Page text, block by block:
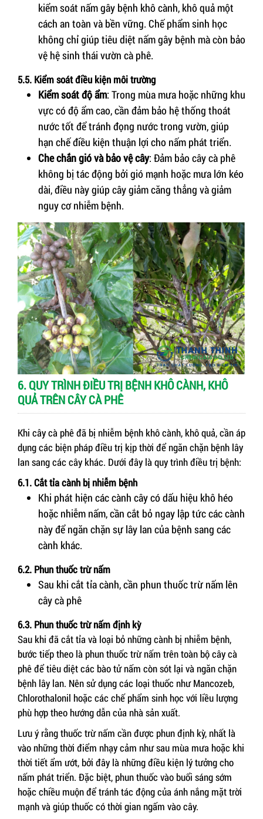
kiểm soát nấm gây bệnh khô cành, khô quả một
cách an toàn và bền vững. Chế phẩm sinh học
không chỉ giúp tiêu diệt nấm gây bệnh mà còn bảo
vệ hệ sinh thái vườn cà phê.
5.5. Kiểm soát điều kiện môi trường
Kiểm soát độ ẩm: Trong mùa mưa hoặc những khu
vực có độ ẩm cao, cần đảm bảo hệ thống thoát
nước tốt để tránh đọng nước trong vườn, giúp
hạn chế điều kiện thuận lợi cho nấm phát triển.
Che chắn gió và bảo vệ cây: Đảm bảo cây cà phê
không bị tác động bởi gió mạnh hoặc mưa lớn kéo
dài, điều này giúp cây giảm căng thẳng và giảm
nguy cơ nhiễm bệnh.
6. QUY TRÌNH ĐIỀU TRỊ BỆNH KHÔ CÀNH, KHÔ
QUẢ TRÊN CÂY CÀ PHÊ
Khi cây cà phê đã bị nhiễm bệnh khô cành, khô quả, cần áp
dụng các biện pháp điều trị kịp thời để ngăn chặn bệnh lây
lan sang các cây khác. Dưới đây là quy trình điều trị bệnh:
6.1. Cắt tỉa cành bị nhiễm bệnh
Khi phát hiện các cành cây có dấu hiệu khô héo
hoặc nhiễm nấm, cần cắt bỏ ngay lập tức các cành
này để ngăn chặn sự lây lan của bệnh sang các
cành khác.
6.2. Phun thuốc trừ nấm
Sau khi cắt tỉa cành, cần phun thuốc trừ nấm lên
cây cà phê
6.3. Phun thuốc trừ nấm định kỳ
Sau khi đã cắt tỉa và loại bỏ những cành bị nhiễm bệnh,
bước tiếp theo là phun thuốc trừ nấm trên toàn bộ cây cà
phê để tiêu diệt các bào tử nấm còn sót lại và ngăn chặn
bệnh lây lan. Nên sử dụng các loại thuốc như Mancozeb,
Chlorothalonil hoặc các chế phẩm sinh học với liều lượng
phù hợp theo hướng dẫn của nhà sản xuất.
Lưu ý rằng thuốc trừ nấm cần được phun định kỳ, nhất là
vào những thời điểm nhạy cảm như sau mùa mưa hoặc khi
thời tiết ẩm ướt, bởi đây là những điều kiện lý tưởng cho
nấm phát triển. Đặc biệt, phun thuốc vào buổi sáng sớm
hoặc chiều muộn để tránh tác động của ánh nắng mặt trời
mạnh và giúp thuốc có thời gian ngấm vào cây.